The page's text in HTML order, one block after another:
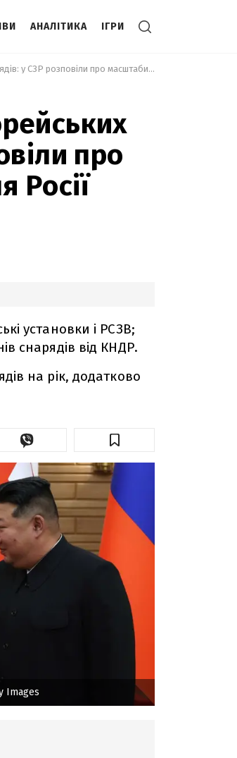
АНАЛІТИКА ІГРИ
Мільйони північнокорейських снарядів: у СЗР розповіли про масштаби постачання Росії зброї з КНДР
про
Росії
установки і РСЗВ;
снарядів від КНДР.
на рік, додатково
Images